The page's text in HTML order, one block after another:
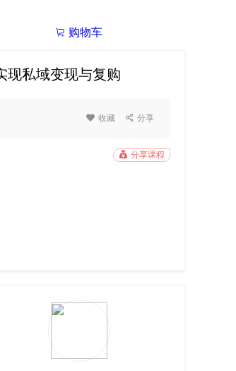
 购物车
现私域变现与复购
 收藏  分享
 分享课程